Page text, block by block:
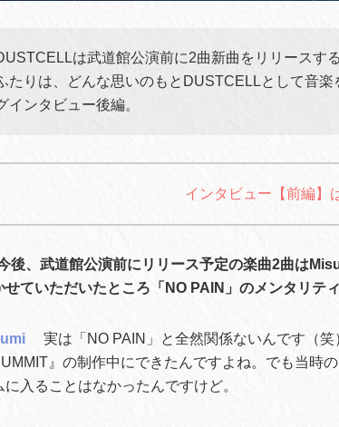
は武道館公演前に2曲新曲をリリースす
たりは、どんな思いのもとDUSTCELLとして音
インタビュー後編。
インタビュー【前編】
後、武道館公演前にリリース予定の楽曲2曲は
せていただいたところ「NO PAIN」のメンタリテ
実は「NO PAIN」と全然関係ないんです（
』の制作中にできたんですよね。でも当時
に入ることはなかったんですけど。